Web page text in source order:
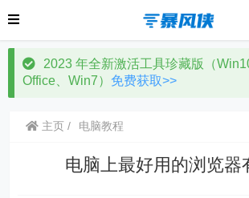
2023 年全新激活工具珍藏版（
Office、Win7） 免费获取>>
主页 电脑教程
电脑上最好用的浏览器